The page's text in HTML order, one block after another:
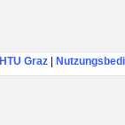
HTU Graz|